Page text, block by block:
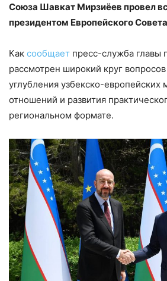
Союза Шавкат Мирзиёев провел
президентом Европейского
Как сообщает пресс-служба главы
рассмотрен широкий круг
углубления узбекско-европейских
отношений и развития
региональном формате.